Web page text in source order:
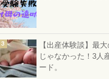
【出産体験談】最
じゃなかった！3人
ード。